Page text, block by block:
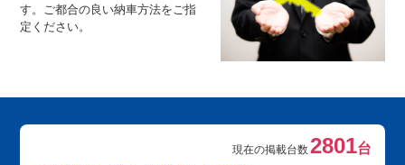
す。ご都合の良い納車方法をご指
定ください。
現在の掲載台数2801台